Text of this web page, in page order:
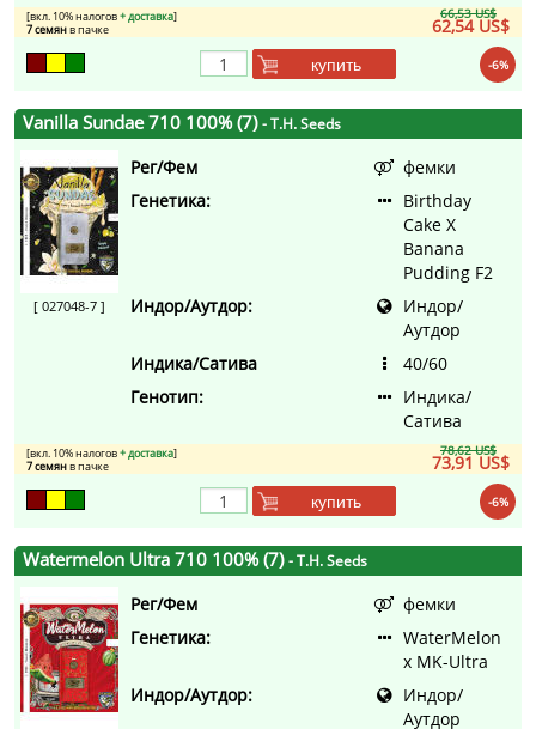
66,53 US$
62,54 US$
[вкл. 10% налогов+ доставка]
7 семянв пачке
-6%
купить
Vanilla Sundae 710 100% (7)- T.H. Seeds
[ 027048-7 ]
Рег/Фем
фемки
Генетика:
Birthday
Cake X
Banana
Pudding F2
Индор/Аутдор:
Индор/
Аутдор
Индика/Сатива
40/60
Генотип:
Индика/
Сатива
78,62 US$
73,91 US$
[вкл. 10% налогов+ доставка]
7 семянв пачке
-6%
купить
Watermelon Ultra 710 100% (7)- T.H. Seeds
Рег/Фем
фемки
Генетика:
WaterMelon
x MK-Ultra
Индор/Аутдор:
Индор/
Аутдор